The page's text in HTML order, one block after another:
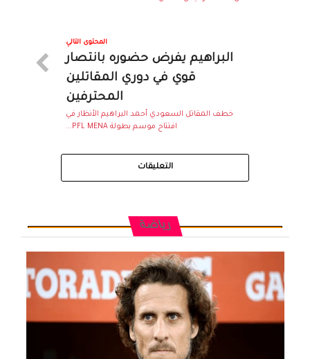
المحتوى التالي
البراهيم يفرض حضوره بانتصار
قوي في دوري المقاتلين
المحترفين
خطف المقاتل السعودي أحمد البراهيم الأنظار في
افتتاح موسم بطولة PFL MENA...
التعليقات
رياضة